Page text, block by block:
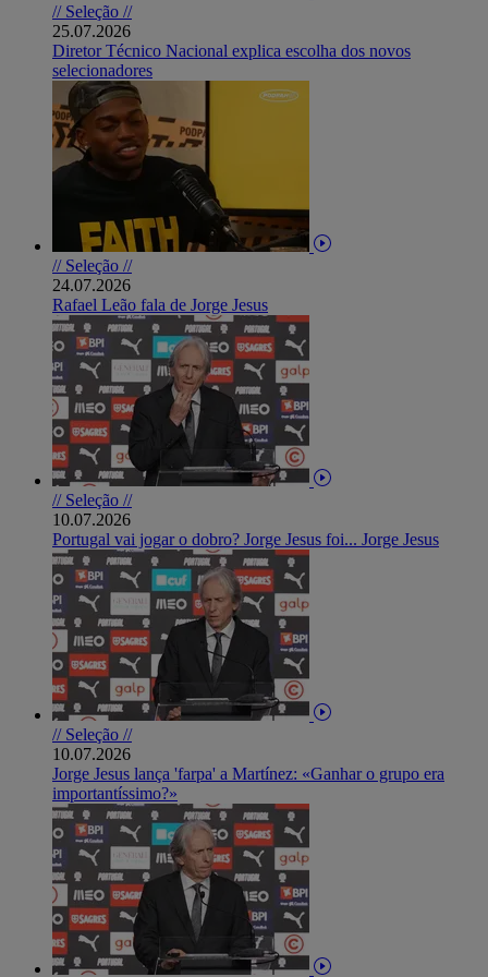
// Seleção //
25.07.2026
Diretor Técnico Nacional explica escolha dos novos
selecionadores
// Seleção //
24.07.2026
Rafael Leão fala de Jorge Jesus
// Seleção //
10.07.2026
Portugal vai jogar o dobro? Jorge Jesus foi... Jorge Jesus
// Seleção //
10.07.2026
Jorge Jesus lança 'farpa' a Martínez: «Ganhar o grupo era
importantíssimo?»